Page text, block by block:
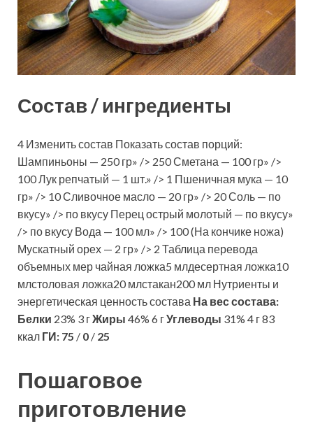
Состав / ингредиенты
4 Изменить состав Показать состав порций:
Шампиньоны — 250 гр» /> 250 Сметана — 100 гр» />
100 Лук репчатый — 1 шт.» /> 1 Пшеничная мука — 10
гр» /> 10 Сливочное масло — 20 гр» /> 20 Соль — по
вкусу» /> по вкусу Перец острый молотый — по вкусу»
/> по вкусу Вода — 100 мл» /> 100 (На кончике ножа)
Мускатный орех — 2 гр» /> 2 Таблица перевода
объемных мер чайная ложка5 млдесертная ложка10
млстоловая ложка20 млстакан200 мл Нутриенты и
энергетическая ценность состава На вес состава:
Белки 23% 3 гЖиры 46% 6 гУглеводы 31% 4 г 83
ккал ГИ: 75 / 0 / 25
Пошаговое
приготовление